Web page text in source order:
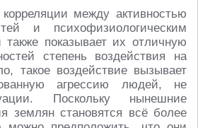
между активностью
и психофизиологическим
показывает их отличную
степень воздействия на
такое воздействие вызывает
агрессию людей, не
Поскольку нынешние
землян становятся всё более